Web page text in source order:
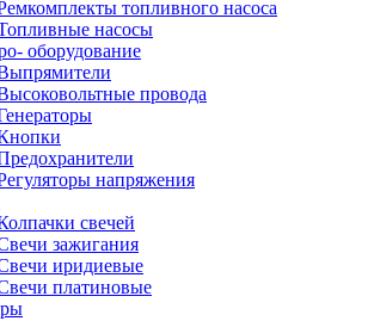
топливного насоса
насосы
оборудование
провода
напряжения
свечей
зажигания
иридиевые
платиновые